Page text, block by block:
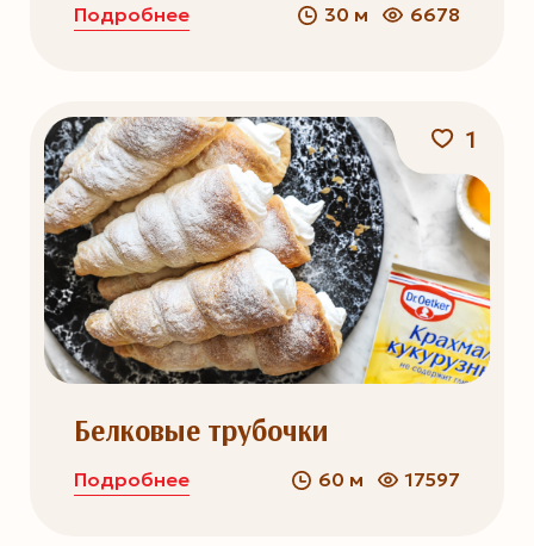
Подробнее 30 м 6678
1
Белковые трубочки
Подробнее 60 м 17597